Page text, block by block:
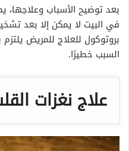
بعد توضيح الأسباب وعلاجها،
في البيت لا يمكن إلا بعد
بروتوكول للعلاج للمريض
السبب خطيرًا.
علاج نغزات